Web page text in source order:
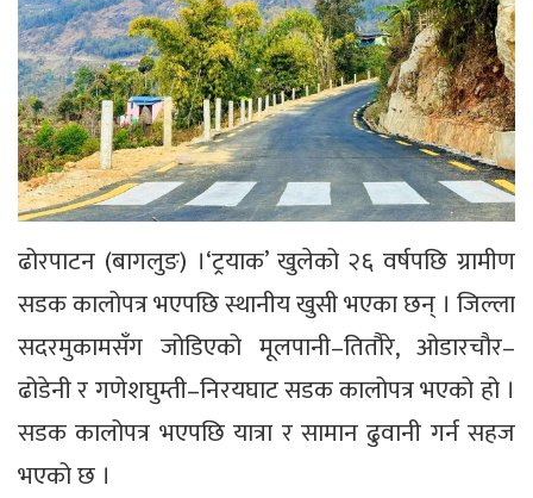
ढोरपाटन (बागलुङ) ।‘ट्रयाक’ खुलेको २६ वर्षपछि ग्रामीण
सडक कालोपत्र भएपछि स्थानीय खुसी भएका छन् । जिल्ला
सदरमुकामसँग जोडिएको मूलपानी–तितौरे, ओडारचौर–
ढोडेनी र गणेशघुम्ती–निरयघाट सडक कालोपत्र भएको हो ।
सडक कालोपत्र भएपछि यात्रा र सामान ढुवानी गर्न सहज
भएको छ ।